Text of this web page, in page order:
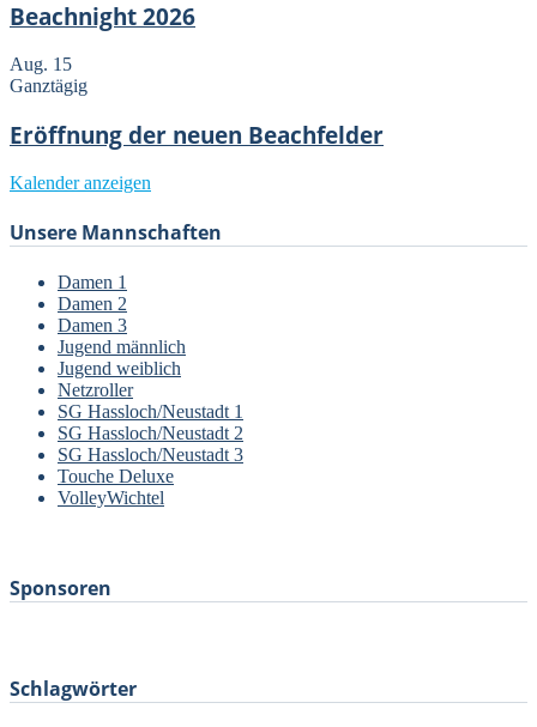
Beachnight 2026
Aug. 15
Ganztägig
Eröffnung der neuen Beachfelder
Kalender anzeigen
Unsere Mannschaften
Damen 1
Damen 2
Damen 3
Jugend männlich
Jugend weiblich
Netzroller
SG Hassloch/Neustadt 1
SG Hassloch/Neustadt 2
SG Hassloch/Neustadt 3
Touche Deluxe
VolleyWichtel
Sponsoren
Schlagwörter